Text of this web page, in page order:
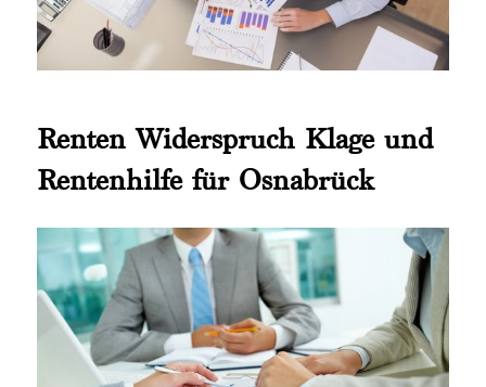
Renten Widerspruch Klage und
Rentenhilfe für Osnabrück